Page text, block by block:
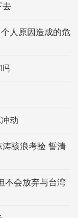
去
人原因造成的危
动
骇浪考验 誓清
不会放弃与台湾